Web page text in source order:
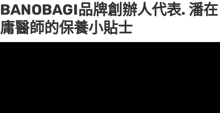
BANOBAGI品牌創辦人代表. 潘在
庸醫師的保養小貼士